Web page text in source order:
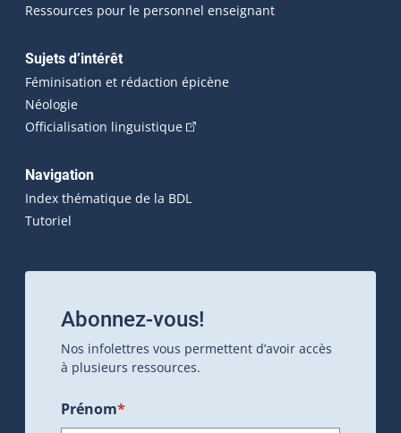
Ressources pour le personnel enseignant
Sujets d’intérêt
Féminisation et rédaction épicène
Néologie
Officialisation linguistique(Cet hyperlien externe s'ouvrira
Navigation
Index thématique de la BDL
Tutoriel
Abonnez-vous!
Nos infolettres vous permettent d’avoir accès
à plusieurs ressources.
Prénom*